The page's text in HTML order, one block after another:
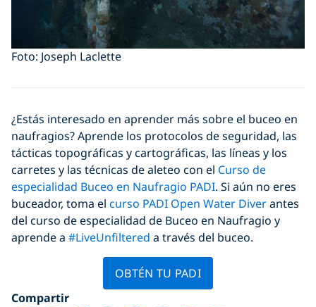
Foto: Joseph Laclette
¿Estás interesado en aprender más sobre el buceo en
naufragios? Aprende los protocolos de seguridad, las
tácticas topográficas y cartográficas, las líneas y los
carretes y las técnicas de aleteo con el Curso de
especialidad Buceo en Naufragio PADI. Si aún no eres
buceador, toma el curso PADI Open Water Diverantes
del curso de especialidad de Buceo en Naufragio y
aprende a #LiveUnfiltered a través del buceo.
OBTÉN TU PADI
Compartir